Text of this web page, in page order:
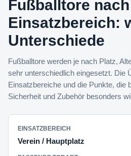
Fußballtore nach
Einsatzbereich:
Unterschiede
Fußballtore werden je nach Platz,
sehr unterschiedlich eingesetzt. Die
Einsatzbereiche und die Punkte, die
Sicherheit und Zubehör besonders
Verein / Hauptplatz